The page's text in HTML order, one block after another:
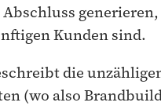
Kunden sind.
die
(wo also